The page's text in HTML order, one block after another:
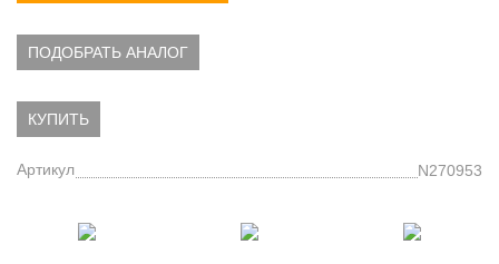
ПОДОБРАТЬ АНАЛОГ
КУПИТЬ
Артикул N270953